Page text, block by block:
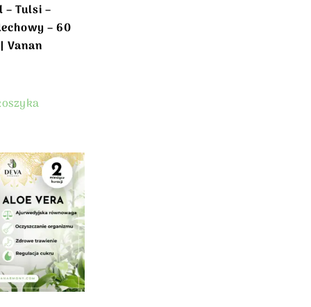
– Tulsi –
– 60
Vanan